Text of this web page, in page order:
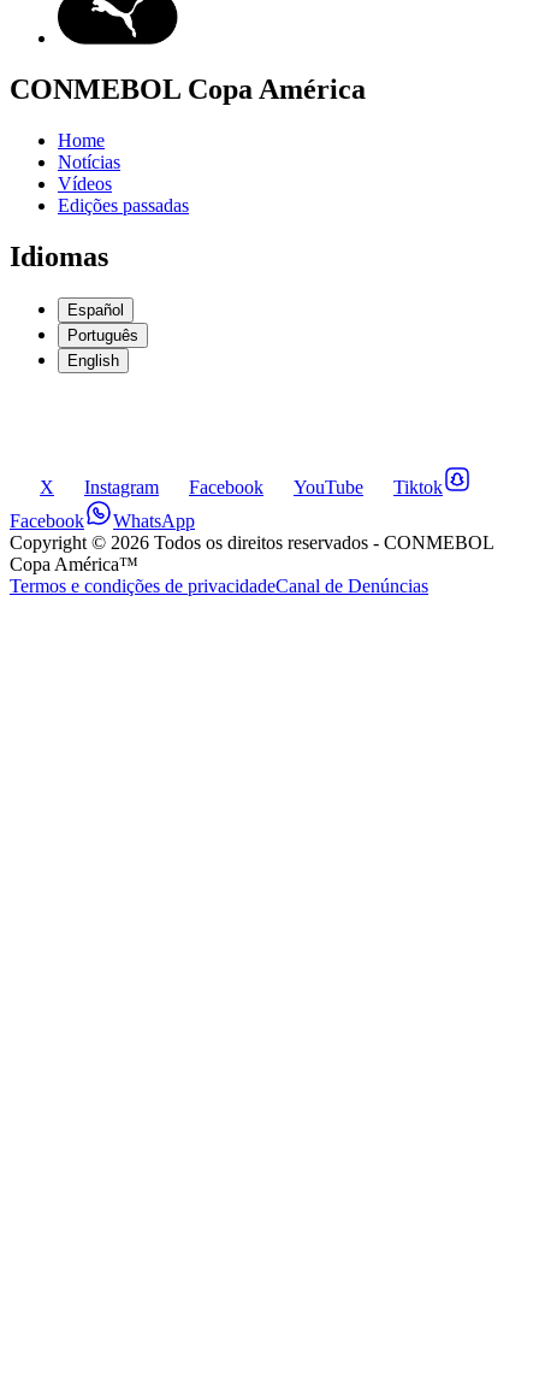
CONMEBOL Copa América
Home
Notícias
Vídeos
Edições passadas
Idiomas
Español
Português
English
X Instagram Facebook YouTube
Tiktok
Facebook
WhatsApp
Copyright © 2026 Todos os direitos reservados - CONMEBOL
Copa América™
Termos e condições de privacidadeCanal de Denúncias